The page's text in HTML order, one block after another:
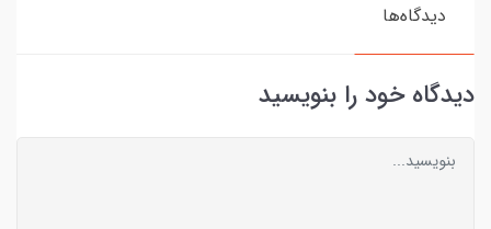
دیدگاه‌ها
دیدگاه خود را بنویسید